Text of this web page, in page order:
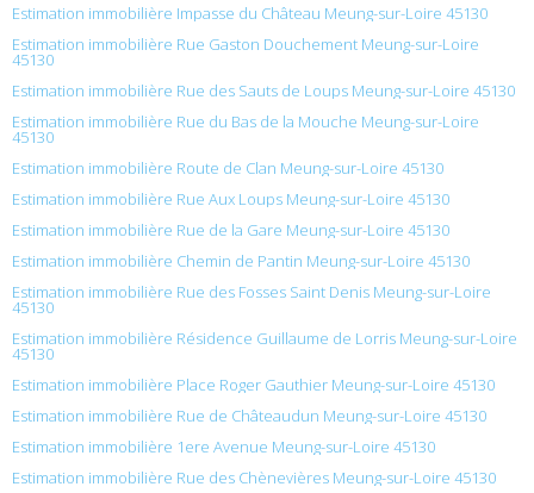
Estimation immobilière Impasse du Château Meung-sur-Loire 45130
Estimation immobilière Rue Gaston Douchement Meung-sur-Loire
45130
Estimation immobilière Rue des Sauts de Loups Meung-sur-Loire 45130
Estimation immobilière Rue du Bas de la Mouche Meung-sur-Loire
45130
Estimation immobilière Route de Clan Meung-sur-Loire 45130
Estimation immobilière Rue Aux Loups Meung-sur-Loire 45130
Estimation immobilière Rue de la Gare Meung-sur-Loire 45130
Estimation immobilière Chemin de Pantin Meung-sur-Loire 45130
Estimation immobilière Rue des Fosses Saint Denis Meung-sur-Loire
45130
Estimation immobilière Résidence Guillaume de Lorris Meung-sur-Loire
45130
Estimation immobilière Place Roger Gauthier Meung-sur-Loire 45130
Estimation immobilière Rue de Châteaudun Meung-sur-Loire 45130
Estimation immobilière 1ere Avenue Meung-sur-Loire 45130
Estimation immobilière Rue des Chènevières Meung-sur-Loire 45130